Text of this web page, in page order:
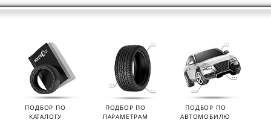
ПОДБОР ПО
КАТАЛОГУ
ПОДБОР ПО
ПАРАМЕТРАМ
ПОДБОР ПО
АВТОМОБИЛЮ